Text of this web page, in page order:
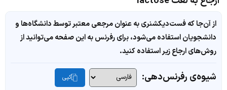
از آن‌جا که فست‌دیکشنری به عنوان مرجعی معتبر توسط دانشگاه‌ها و
دانشجویان استفاده می‌شود، برای رفرنس به این صفحه می‌توانید از
روش‌های ارجاع زیر استفاده کنید.
شیوه‌ی رفرنس‌دهی: کپی